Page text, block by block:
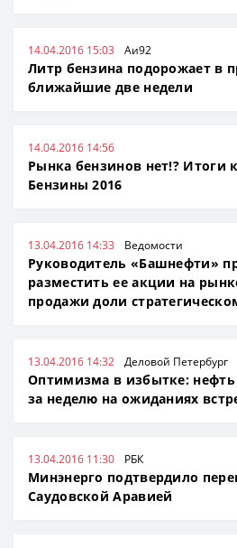
14.04.2016 15:03 Аи92
Литр бензина подорожает в
ближайшие две недели
14.04.2016 14:56
Рынка бензинов нет!? Итоги
Бензины 2016
13.04.2016 14:33 Ведомости
Руководитель «Башнефти»
разместить ее акции на
продажи доли
13.04.2016 14:32 Деловой Петербург
Оптимизма в избытке: нефть
за неделю на ожиданиях
13.04.2016 11:30 РБК
Минэнерго подтвердило
Саудовской Аравией